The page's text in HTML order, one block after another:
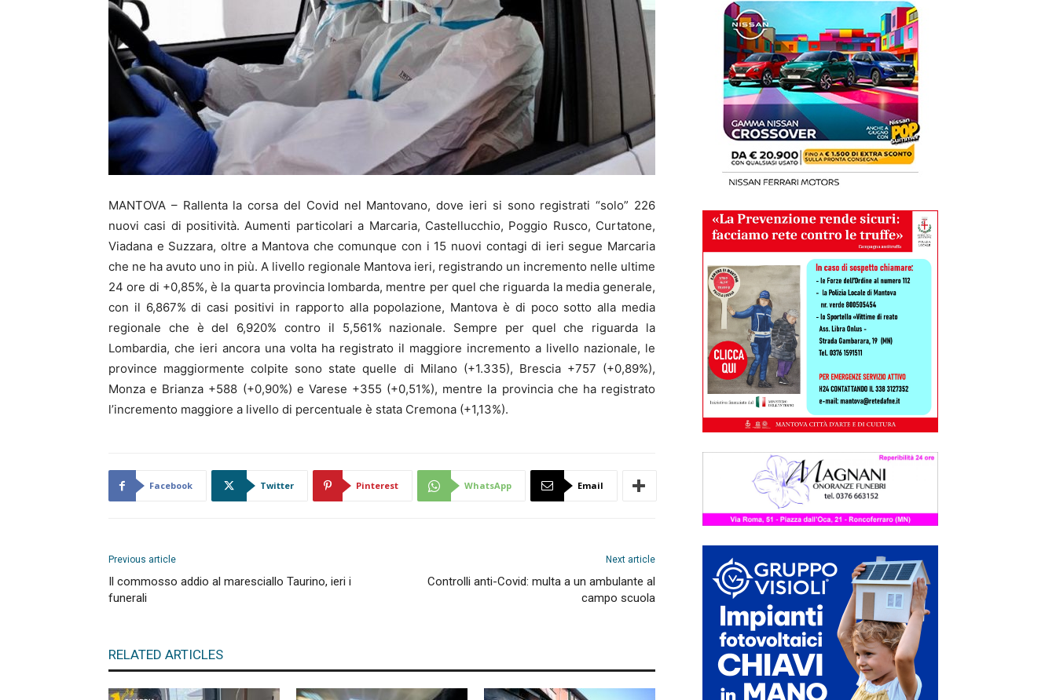
MANTOVA – Rallenta la corsa del Covid nel Mantovano, dove ieri si sono registrati “solo” 226
nuovi casi di positività. Aumenti particolari a Marcaria, Castellucchio, Poggio Rusco, Curtatone,
Viadana e Suzzara, oltre a Mantova che comunque con i 15 nuovi contagi di ieri segue Marcaria
che ne ha avuto uno in più. A livello regionale Mantova ieri, registrando un incremento nelle ultime
24 ore di +0,85%, è la quarta provincia lombarda, mentre per quel che riguarda la media generale,
con il 6,867% di casi positivi in rapporto alla popolazione, Mantova è di poco sotto alla media
regionale che è del 6,920% contro il 5,561% nazionale. Sempre per quel che riguarda la
Lombardia, che ieri ancora una volta ha registrato il maggiore incremento a livello nazionale, le
province maggiormente colpite sono state quelle di Milano (+1.335), Brescia +757 (+0,89%),
Monza e Brianza +588 (+0,90%) e Varese +355 (+0,51%), mentre la provincia che ha registrato
l’incremento maggiore a livello di percentuale è stata Cremona (+1,13%).
Facebook Twitter Pinterest WhatsApp Email
Previous article
Il commosso addio al maresciallo Taurino, ieri i
funerali
Next article
Controlli anti-Covid: multa a un ambulante al
campo scuola
RELATED ARTICLES